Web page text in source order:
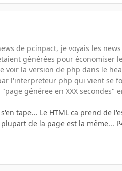
de pcinpact, je voyais les
générées pour économiser
voir la version de php dans le
l'interpreteur php qui vient
généree en XXX secondes"
tape... Le HTML ca prend
de la page est la même...